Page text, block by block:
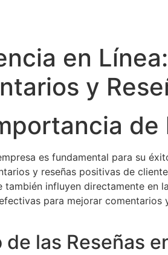
en
y
de
es fundamental para su
y reseñas positivas de
influyen directamente en
para mejorar
las Reseñas